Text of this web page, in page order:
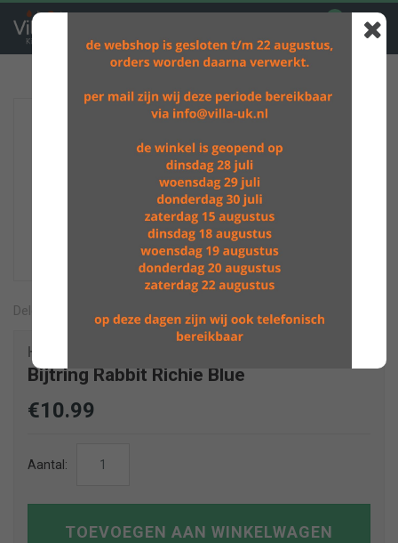
Delen
Happy Horse
Bijtring Rabbit Richie Blue
€10.99
Aantal:
Richie
Blue
TOEVOEGEN AAN WINKELWAGEN